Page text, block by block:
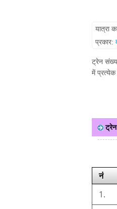
यात्रा
प्रकार:
ट्रेन
में
नं
1.